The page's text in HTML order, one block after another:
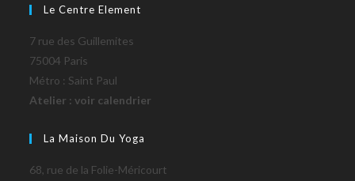
Le Centre Element
7 rue des Guillemites
75004 Paris
Métro : Saint Paul
Atelier : voir calendrier
La Maison Du Yoga
68, rue de la Folie-Méricourt